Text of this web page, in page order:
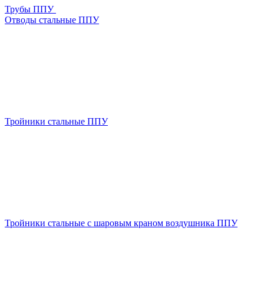
Трубы ППУ
Отводы стальные ППУ
Тройники стальные ППУ
Тройники стальные с шаровым краном воздушника ППУ